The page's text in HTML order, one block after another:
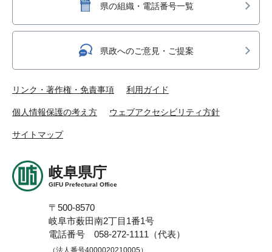
県の組織・電話番号一覧
県政へのご意見・ご提案
リンク・著作権・免責事項 利用ガイド
個人情報保護の考え方 ウェブアクセシビリティ方針
サイトマップ
岐阜県庁
GIFU Prefectural Office
〒500-8570
岐阜市薮田南2丁目1番1号
電話番号 058-272-1111（代表）
（法人番号4000020210005）